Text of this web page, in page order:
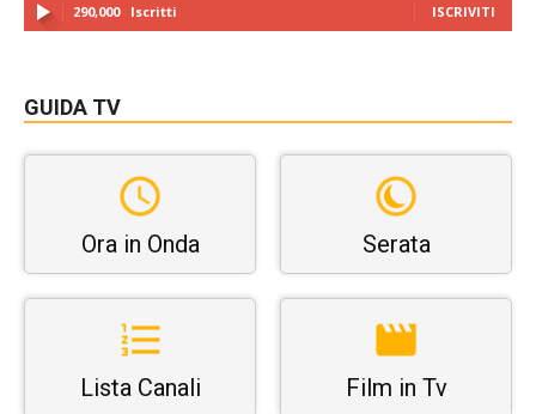
290,000 Iscritti ISCRIVITI
GUIDA TV
Ora in Onda Serata
Lista Canali Film in Tv